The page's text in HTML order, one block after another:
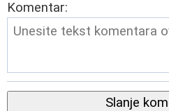
Komentar:
Slanje